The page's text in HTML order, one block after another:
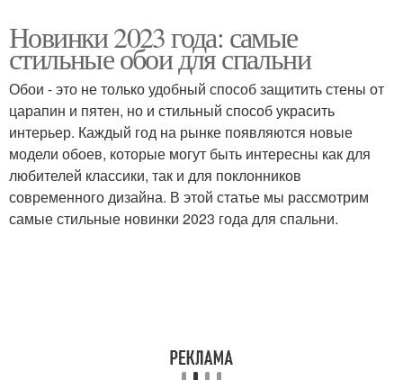
Новинки 2023 года: самые
стильные обои для спальни
Обои - это не только удобный способ защитить стены от
царапин и пятен, но и стильный способ украсить
интерьер. Каждый год на рынке появляются новые
модели обоев, которые могут быть интересны как для
любителей классики, так и для поклонников
современного дизайна. В этой статье мы рассмотрим
самые стильные новинки 2023 года для спальни.